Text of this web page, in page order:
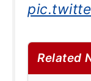
Related